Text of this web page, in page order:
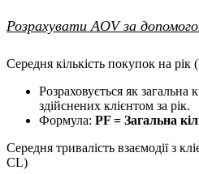
Розрахувати AOV за
Середня кількість покупок на рік
Розраховується як загальна
здійснених клієнтом за рік.
Формула: PF = Загальна
Середня тривалість взаємодії з
CL)